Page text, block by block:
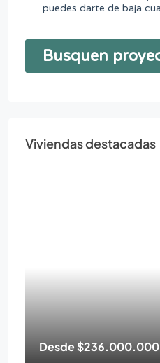
Viviendas destacadas
Desde$236.000.000